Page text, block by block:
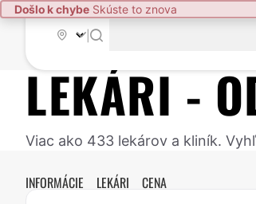
Došlo k chybe Skúste to znova
LEKÁRI -
Viac ako 433 lekárov a kliník.
INFORMÁCIE LEKÁRI CENA